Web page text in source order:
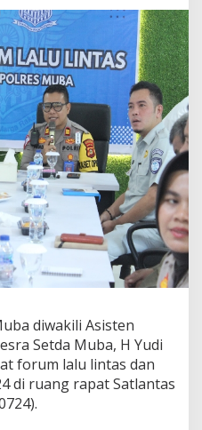
diwakili Asisten
Setda Muba, H Yudi
forum lalu lintas dan
di ruang rapat Satlantas